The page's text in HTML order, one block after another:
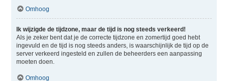
Omhoog
Ik wijzigde de tijdzone, maar de tijd is nog steeds verkeerd!
Als je zeker bent dat je de correcte tijdzone en zomertijd goed hebt
ingevuld en de tijd is nog steeds anders, is waarschijnlijk de tijd op de
server verkeerd ingesteld en zullen de beheerders een aanpassing
moeten doen.
Omhoog